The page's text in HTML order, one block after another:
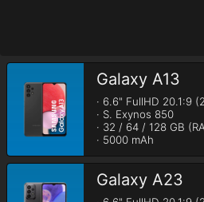
Galaxy A13
· 6.6" FullHD 20.1:9
· S. Exynos 850
· 32 / 64 / 128 GB
· 5000 mAh
Galaxy A23